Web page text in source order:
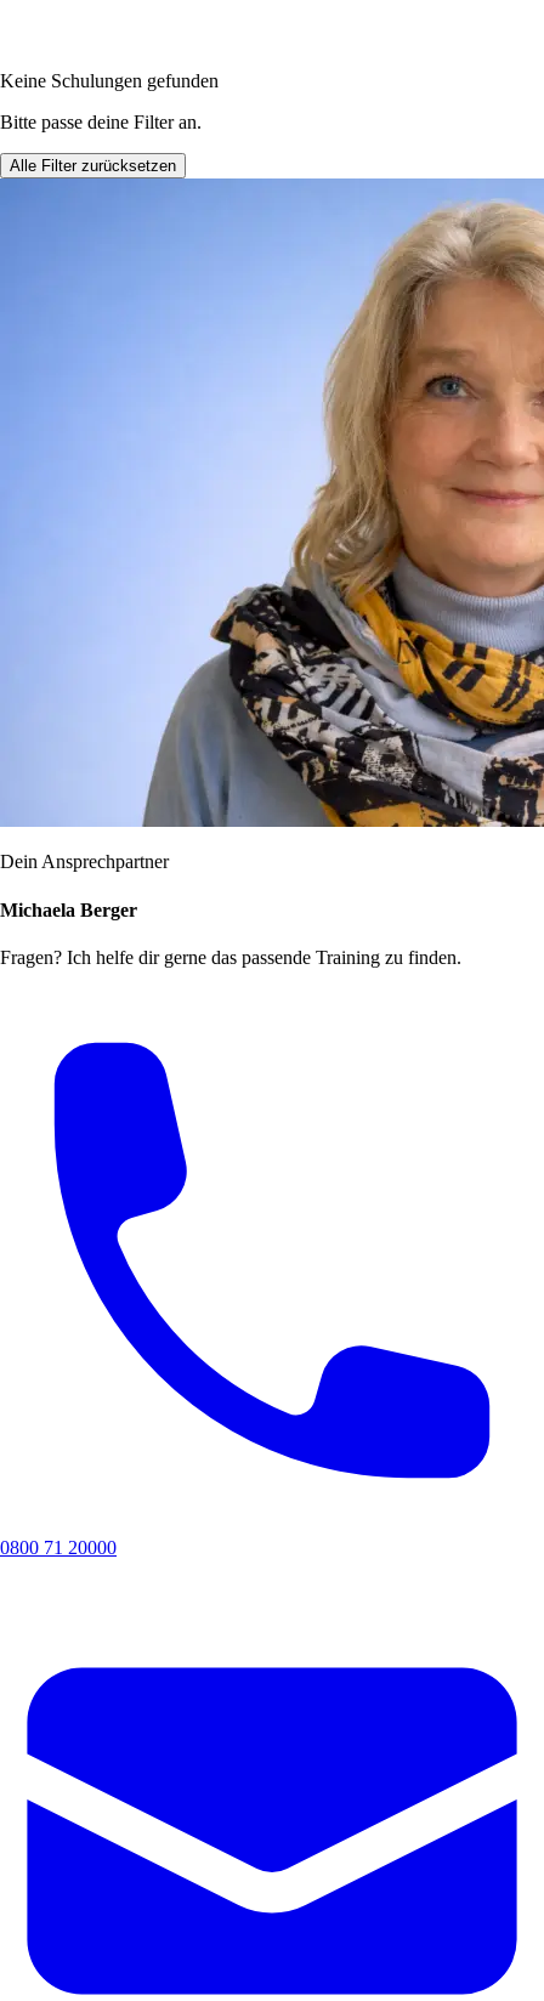
Keine Schulungen gefunden
Bitte passe deine Filter an.
Alle Filter zurücksetzen
Dein Ansprechpartner
Michaela Berger
Fragen? Ich helfe dir gerne das passende Training zu finden.
0800 71 20000